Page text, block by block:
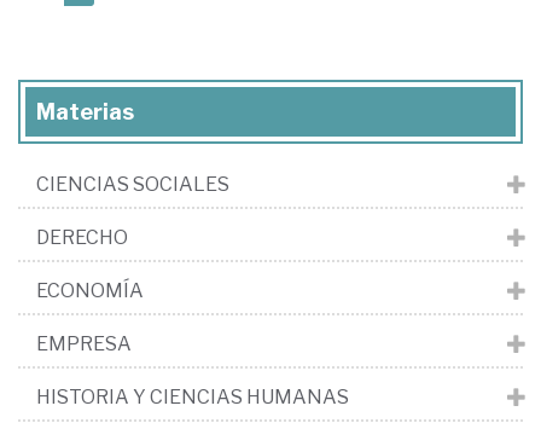
Materias
CIENCIAS SOCIALES
DERECHO
ECONOMÍA
EMPRESA
HISTORIA Y CIENCIAS HUMANAS